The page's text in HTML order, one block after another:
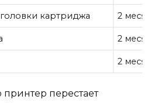
картриджа 2
2
2
принтер перестает